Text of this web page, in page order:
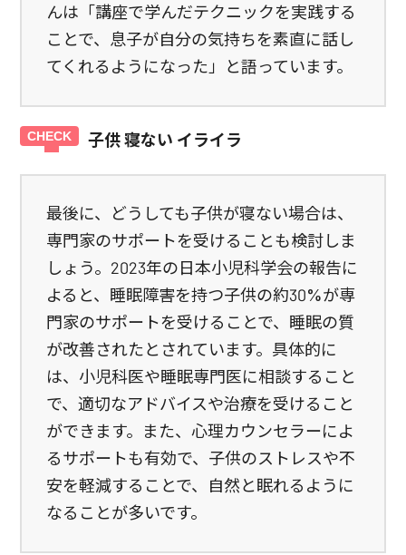
んは「講座で学んだテクニックを実践する
ことで、息子が自分の気持ちを素直に話し
てくれるようになった」と語っています。
子供 寝ない イライラ
最後に、どうしても子供が寝ない場合は、
専門家のサポートを受けることも検討しま
しょう。2023年の日本小児科学会の報告に
よると、睡眠障害を持つ子供の約30%が専
門家のサポートを受けることで、睡眠の質
が改善されたとされています。具体的に
は、小児科医や睡眠専門医に相談すること
で、適切なアドバイスや治療を受けること
ができます。また、心理カウンセラーによ
るサポートも有効で、子供のストレスや不
安を軽減することで、自然と眠れるように
なることが多いです。